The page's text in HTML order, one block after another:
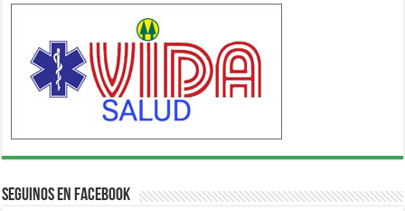
Seguinos en Facebook